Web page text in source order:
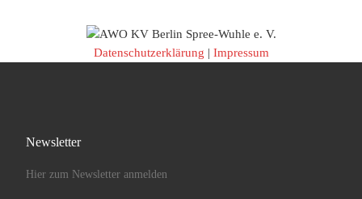
Datenschutzerklärung | Impressum
Newsletter
Hier zum Newsletter anmelden